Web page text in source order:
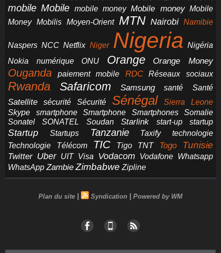
mobile Mobile mobile money Mobile money Mobile
Money Mobilis Moyen-Orient MTN Nairobi Namibie
Naspers NCC Netflix Niger Nigeria Nigéria
Nokia
numérique ONU Orange Orange Money
Ouganda paiement mobile RDC Réseaux sociaux
Rwanda Safaricom Samsung santé Santé
Satellite sécurité Sécurité Sénégal
Sierra Leone
Skype
smartphone Smartphone Smartphones
Somalie
Sonatel
SONATEL Soudan Starlink start-up startup
Startup Startups Tanzanie Taxify
technologie
Technologie
Télécom TIC Tigo TNT Togo Tunisie
Twitter Uber UIT Visa Vodacom Vodafone Whatsapp
WhatsApp Zambie Zimbabwe Zipline
Plan du site | Syndication | Powered by WM